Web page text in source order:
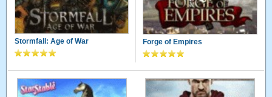
Stormfall: Age of War Forge of Empires